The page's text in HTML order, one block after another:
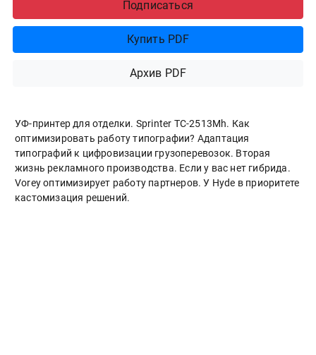
Подписаться
Купить PDF
Архив PDF
УФ-принтер для отделки. Sprinter ТС-2513Mh. Как
оптимизировать работу типографии? Адаптация
типографий к цифровизации грузоперевозок. Вторая
жизнь рекламного производства. Если у вас нет гибрида.
Vorey оптимизирует работу партнеров. У Hyde в приоритете
кастомизация решений.